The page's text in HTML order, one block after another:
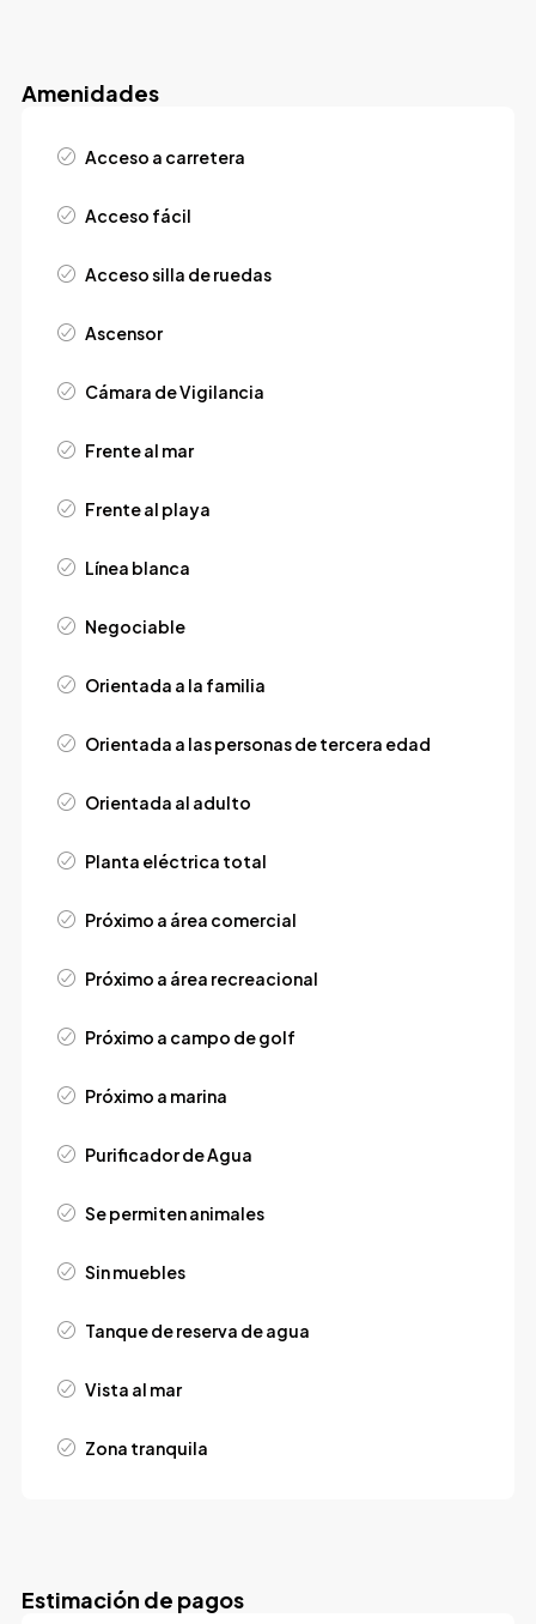
Amenidades
Acceso a carretera
Acceso fácil
Acceso silla de ruedas
Ascensor
Cámara de Vigilancia
Frente al mar
Frente al playa
Línea blanca
Negociable
Orientada a la familia
Orientada a las personas de tercera edad
Orientada al adulto
Planta eléctrica total
Próximo a área comercial
Próximo a área recreacional
Próximo a campo de golf
Próximo a marina
Purificador de Agua
Se permiten animales
Sin muebles
Tanque de reserva de agua
Vista al mar
Zona tranquila
Estimación de pagos